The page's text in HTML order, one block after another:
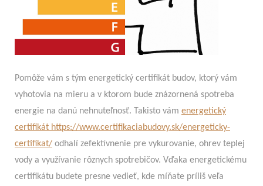
Pomôže vám s tým energetický certifikát budov, ktorý vám
vyhotovia na mieru a v ktorom bude znázornená spotreba
energie na danú nehnuteľnosť. Takisto vám energetický
certifikát https://www.certifikaciabudovy.sk/energeticky-
certifikat/ odhalí zefektívnenie pre vykurovanie, ohrev teplej
vody a využívanie rôznych spotrebičov. Vďaka energetickému
certifikátu budete presne vedieť, kde míňate príliš veľa